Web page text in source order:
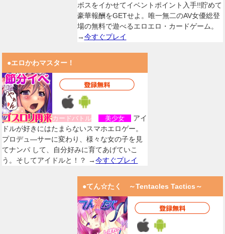
ボスをイかせてイベントポイント入手!!貯めて
豪華報酬をGETせよ。唯一無二のAV女優総登
場の無料で遊べるエロエロ・カードゲーム。
→今すぐプレイ
●エロかわマスター！
カードバトル 美少女
アイ
ドルが好きにはたまらないスマホエロゲー。
プロデュ―サーに変わり、様々な女の子を見
てナンパ して、自分好みに育てあげていこ
う。そしてアイドルと！？ →今すぐプレイ
●てん☆たく ～Tentacles Tactics～